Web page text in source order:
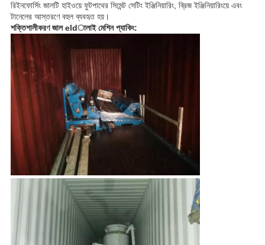
রিইনফোর্সিং জালটি হাইওয়ে ফুটপাথের সিমেন্ট সেটিং ইঞ্জিনিয়ারিং, ব্রিজ ইঞ্জিনিয়ারিংয়ে এবং
টানেলের আস্তরণে বহুল ব্যবহৃত হয়।
শক্তিশালীকরণ জাল eldালাই মেশিন প্যাকিং: